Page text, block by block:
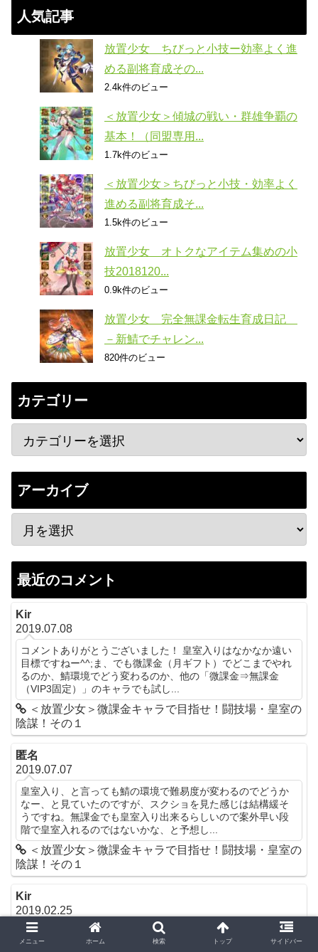
人気記事
放置少女 ちびっと小技ー効率よく進
める副将育成その...
2.4k件のビュー
＜放置少女＞傾城の戦い・群雄争覇の
基本！（同盟専用...
1.7k件のビュー
＜放置少女＞ちびっと小技・効率よく
進める副将育成そ...
1.5k件のビュー
放置少女 オトクなアイテム集めの小
技2018120...
0.9k件のビュー
放置少女 完全無課金転生育成日記
－新鯖でチャレン...
820件のビュー
カテゴリー
アーカイブ
最近のコメント
Kir
2019.07.08
コメントありがとうございました！ 皇室入りはなかなか遠い
目標ですねー^^;ま、でも微課金（月ギフト）でどこまでやれ
るのか、鯖環境でどう変わるのか、他の「微課金⇒無課金
（VIP3固定）」のキャラでも試し...
＜放置少女＞微課金キャラで目指せ！闘技場・皇室の
陰謀！その１
匿名
2019.07.07
皇室入り、と言っても鯖の環境で難易度が変わるのでどうか
なー、と見ていたのですが、スクショを見た感じは結構緩そ
うですね。無課金でも皇室入り出来るらしいので案外早い段
階で皇室入れるのではないかな、と予想し...
＜放置少女＞微課金キャラで目指せ！闘技場・皇室の
陰謀！その１
Kir
2019.02.25
コメントありがとうございました！転生おめでとうございま
す！おそらく2月の末には転生のご報告ができるかなーと思い
メニュー ホーム 検索 トップ サイドバー